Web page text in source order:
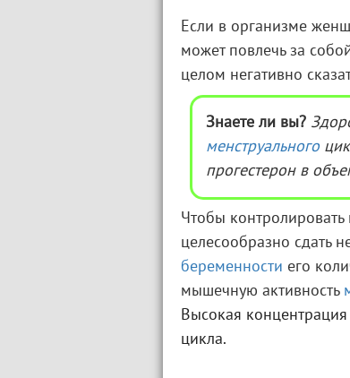
Если в организме
может повлечь за
целом негативно
Знаете ли вы?
менструального
прогестерон в
Чтобы
целесообразно сдать
беременности его
мышечную активность
Высокая концентрация
цикла.